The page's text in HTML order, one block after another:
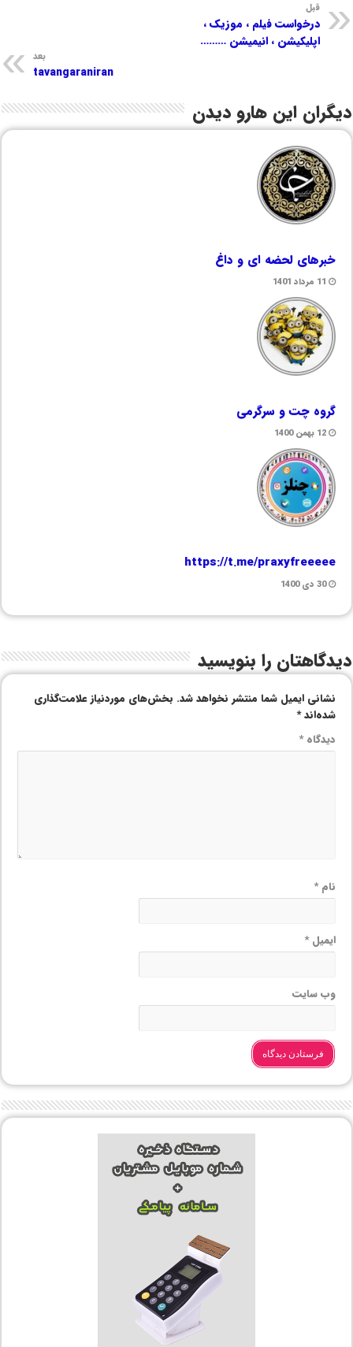
قبل
درخواست فیلم ، موزیک ،
اپلیکیشن ، انیمیشن ………
بعد
tavangaraniran
دیگران این هارو دیدن
خبرهای لحضه ای و داغ
11 مرداد 1401
گروه چت و سرگرمی
12 بهمن 1400
https://t.me/praxyfreeeee
30 دی 1400
دیدگاهتان را بنویسید
نشانی ایمیل شما منتشر نخواهد شد. بخش‌های موردنیاز علامت‌گذاری
شده‌اند*
دیدگاه*
نام*
ایمیل*
وب‌ سایت